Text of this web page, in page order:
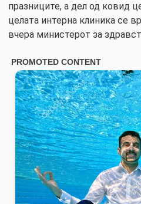
празниците, а дел од ковид
целата интерна клиника се
вчера министерот за